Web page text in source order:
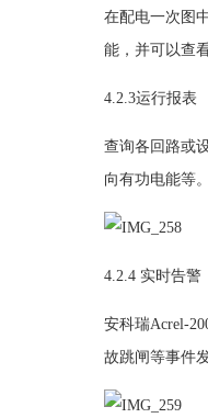
在配电一次图
能，并可以查
4.2.3运行报表
查询各回路或
向有功电能等
4.2.4 实时告警
安科瑞Acrel-
故跳闸等事件